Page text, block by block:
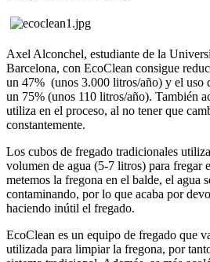
Axel Alconchel, estudiante de la
Barcelona, con EcoClean consigue
un 47% (unos 3.000 litros/año) y el uso
un 75% (unos 110 litros/año). También
utiliza en el proceso, al no tener que
constantemente.
Los cubos de fregado tradicionales
volumen de agua (5-7 litros) para fregar
metemos la fregona en el balde, el agua
contaminando, por lo que acaba por
haciendo inútil el fregado.
EcoClean es un equipo de fregado que
utilizada para limpiar la fregona, por